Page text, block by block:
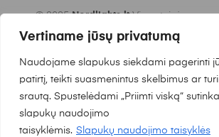
Vertiname jūsų privatumą
Naudojame slapukus siekdami pagerinti
patirtį, teikti suasmenintus skelbimus ar
srautą. Spustelėdami „Priimti viską“
slapukų naudojimo
taisyklėmis. Slapukų naudojimo taisyklės
© 2025Nordlights.ltVisos teisės
Waymakers.lt